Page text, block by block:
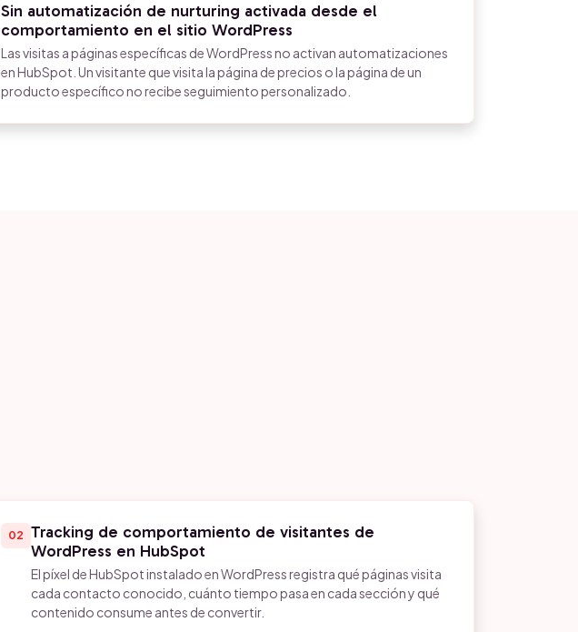
Sin automatización de nurturing activada desde el
comportamiento en el sitio WordPress
Las visitas a páginas específicas de WordPress no activan automatizaciones
en HubSpot. Un visitante que visita la página de precios o la página de un
producto específico no recibe seguimiento personalizado.
02 Tracking de comportamiento de visitantes de
WordPress en HubSpot
El píxel de HubSpot instalado en WordPress registra qué páginas visita
cada contacto conocido, cuánto tiempo pasa en cada sección y qué
contenido consume antes de convertir.